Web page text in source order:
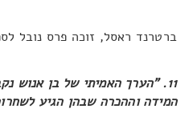
ברטרנד ראסל, זוכה פרס נובל
11. "הערך האמיתי של בן אנוש
המידה וההכרה שבהן הגיע